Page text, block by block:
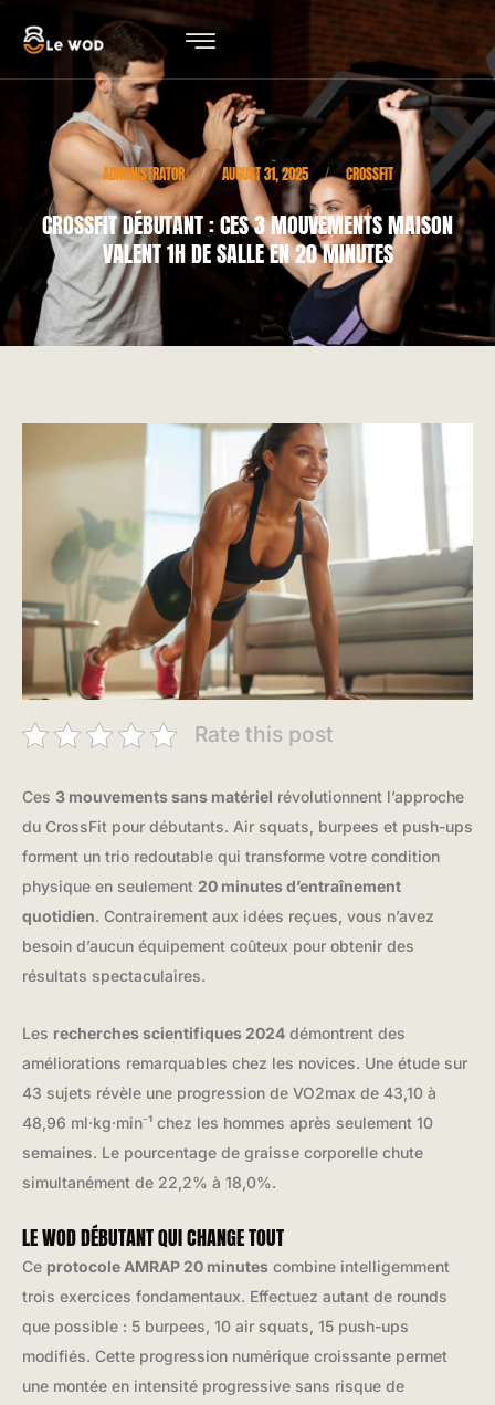
ADMINISTRATOR / AUGUST 31, 2025 / CROSSFIT
CROSSFIT DÉBUTANT : CES 3 MOUVEMENTS MAISON
VALENT 1H DE SALLE EN 20 MINUTES
Rate this post
Ces 3 mouvements sans matériel révolutionnent l’approche
du CrossFit pour débutants. Air squats, burpees et push-ups
forment un trio redoutable qui transforme votre condition
physique en seulement 20 minutes d’entraînement
quotidien. Contrairement aux idées reçues, vous n’avez
besoin d’aucun équipement coûteux pour obtenir des
résultats spectaculaires.
Les recherches scientifiques 2024 démontrent des
améliorations remarquables chez les novices. Une étude sur
43 sujets révèle une progression de VO2max de 43,10 à
48,96 ml·kg·min⁻¹ chez les hommes après seulement 10
semaines. Le pourcentage de graisse corporelle chute
simultanément de 22,2% à 18,0%.
LE WOD DÉBUTANT QUI CHANGE TOUT
Ce protocole AMRAP 20 minutes combine intelligemment
trois exercices fondamentaux. Effectuez autant de rounds
que possible : 5 burpees, 10 air squats, 15 push-ups
modifiés. Cette progression numérique croissante permet
une montée en intensité progressive sans risque de